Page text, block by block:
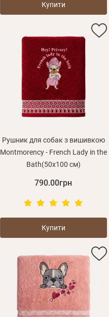
Купити
Рушник для собак з вишивкою
Montmorency - French Lady in the
Bath(50x100 см)
790.00грн
Купити